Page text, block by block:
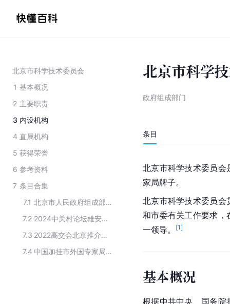
北京市科学技术委员会
1 基本概况
2 主要职责
3 内设机构
4 直属机构
5 获得荣誉
6 参考资料
7 条目合集
7.1
北京市人民政府组成部门
7.2
2024中关村论坛雄安空天产业创新论坛的主办方
7.3
2022高交会北京推介发布会暨北京中关村－粤港澳大湾区协同创新推介交流会的指导单位
7.4
中国加挂市外国专家局牌子的国家机构
北京市科学
政府组成部门
条目
北京市科学技术委员会
家局牌子。
北京市科学技术委员会
和市委有关工作要求，
一领导。
[1]
基本概况
根据中共中央、国务院